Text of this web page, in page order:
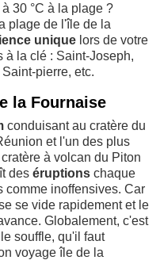
30 °C à la plage ?
plage de l'île de la
unique lors de votre
à la clé : Saint-Joseph,
pierre, etc.
la Fournaise
conduisant au cratère du
et l'un des plus
à volcan du Piton
des éruptions chaque
comme inoffensives. Car
se vide rapidement et le
Globalement, c'est
souffle, qu'il faut
voyage île de la